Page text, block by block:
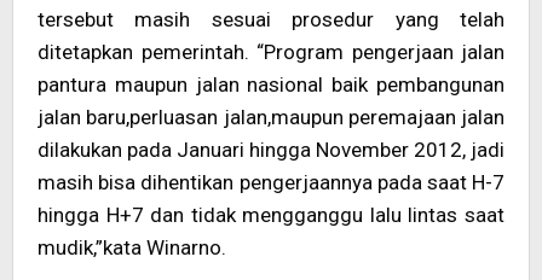
tersebut masih sesuai prosedur yang telah
ditetapkan pemerintah. “Program pengerjaan jalan
pantura maupun jalan nasional baik pembangunan
jalan baru,perluasan jalan,maupun peremajaan jalan
dilakukan pada Januari hingga November 2012, jadi
masih bisa dihentikan pengerjaannya pada saat H-7
hingga H+7 dan tidak mengganggu lalu lintas saat
mudik,”kata Winarno.